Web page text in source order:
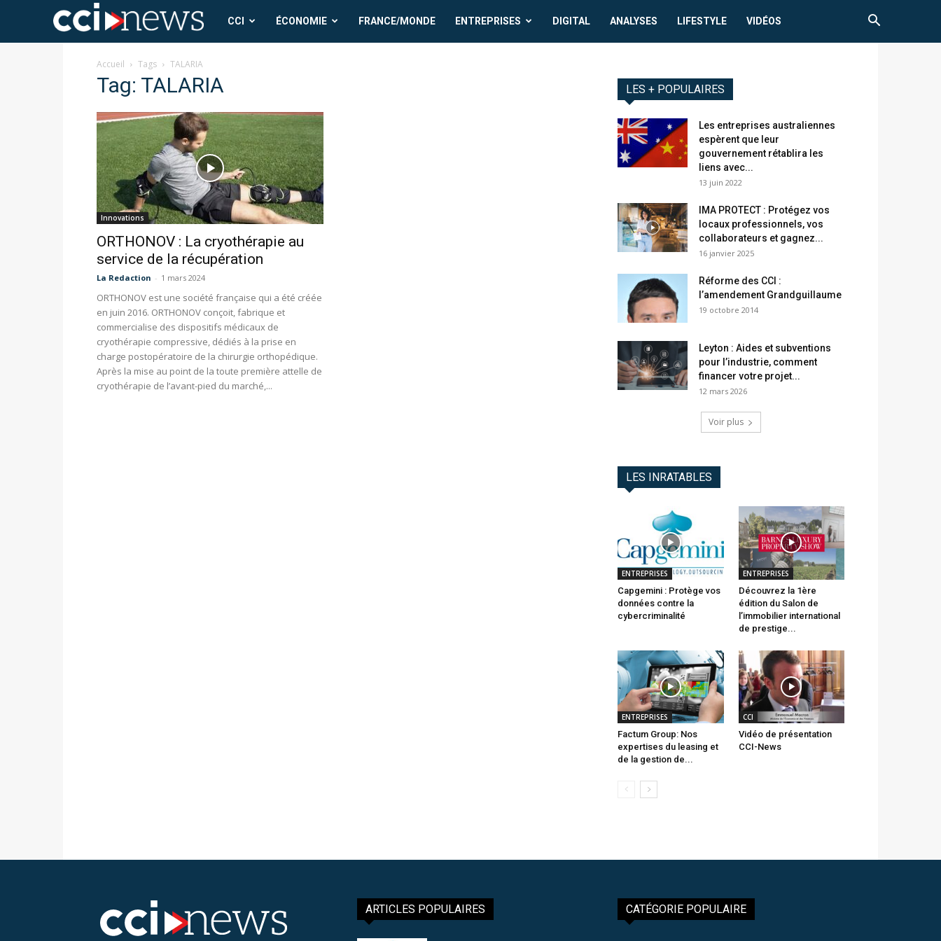
CCICCI ÉCONOMIE FRANCE/MONDE ENTREPRISES DIGITAL ANALYSES LIFESTYLE VIDÉOS
Accueil Tags TALARIA
Tag: TALARIA
Innovations
ORTHONOV : La cryothérapie au
service de la récupération
La Redaction - 1 mars 2024
ORTHONOV est une société française qui a été créée
en juin 2016. ORTHONOV conçoit, fabrique et
commercialise des dispositifs médicaux de
cryothérapie compressive, dédiés à la prise en
charge postopératoire de la chirurgie orthopédique.
Après la mise au point de la toute première attelle de
cryothérapie de l’avant-pied du marché,...
LES + POPULAIRES
Les entreprises australiennes
espèrent que leur
gouvernement rétablira les
liens avec...
13 juin 2022
IMA PROTECT : Protégez vos
locaux professionnels, vos
collaborateurs et gagnez...
16 janvier 2025
Réforme des CCI :
l’amendement Grandguillaume
19 octobre 2014
Leyton : Aides et subventions
pour l’industrie, comment
financer votre projet...
12 mars 2026
Voir plus
LES INRATABLES
ENTREPRISES
Capgemini : Protège vos
données contre la
cybercriminalité
ENTREPRISES
Découvrez la 1ère
édition du Salon de
l’immobilier international
de prestige...
ENTREPRISES
Factum Group: Nos
expertises du leasing et
de la gestion de...
CCI
Vidéo de présentation
CCI-News
ARTICLES POPULAIRES CATÉGORIE POPULAIRE